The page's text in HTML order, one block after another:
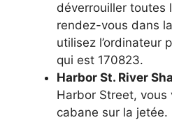
déverrouiller toutes
rendez-vous dans
utilisez l’ordinateur
qui est 170823.
Harbor St. River
Harbor Street, vous
cabane sur la jetée.